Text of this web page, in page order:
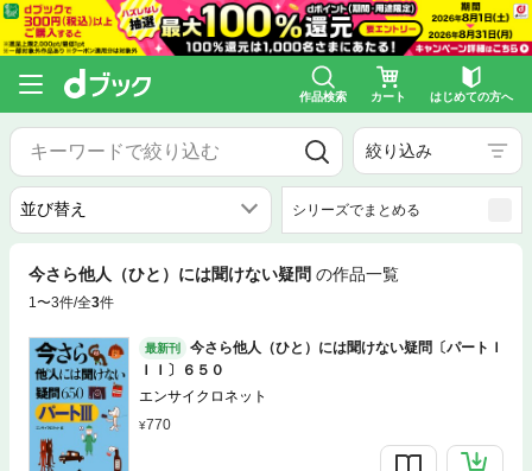
作品検索 カート はじめての方へ
絞り込み
シリーズでまとめる
今さら他人（ひと）には聞けない疑問 の作品一覧
1〜3件/全3件
最新刊
今さら他人（ひと）には聞けない疑問〔パートＩ
ＩＩ〕６５０
エンサイクロネット
770